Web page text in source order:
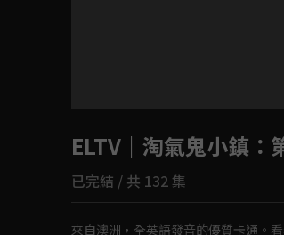
如有不便請見諒
回首頁
ELTV｜淘氣鬼小鎮 ：
已完結 / 共 132 集
來自澳洲，全英語發音的優質卡通。